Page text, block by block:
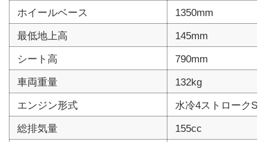
ホイールベース
1350mm
最低地上高
145mm
シート高
790mm
車両重量
132kg
エンジン形式
水冷4ストローク
総排気量
155cc